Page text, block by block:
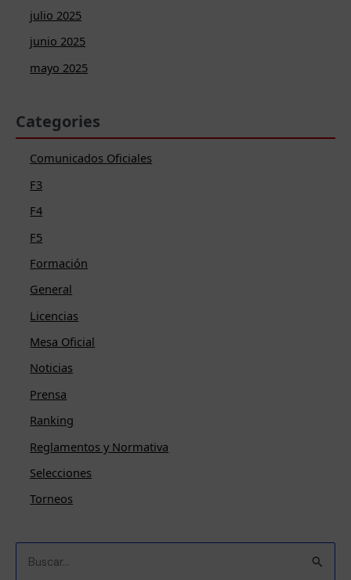
julio 2025
junio 2025
mayo 2025
Categories
Comunicados Oficiales
F3
F4
F5
Formación
General
Licencias
Mesa Oficial
Noticias
Prensa
Ranking
Reglamentos y Normativa
Selecciones
Torneos